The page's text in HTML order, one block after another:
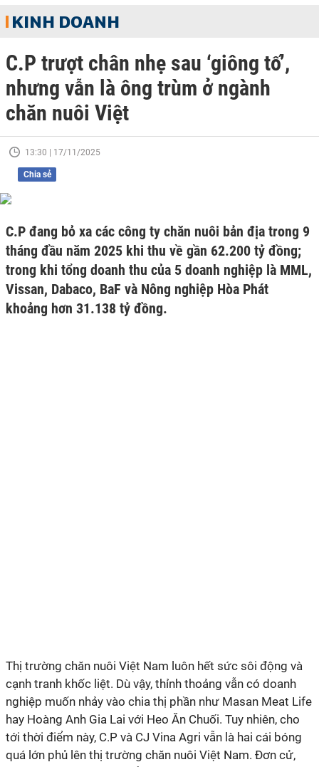
KINH DOANH
C.P trượt chân nhẹ sau ‘giông tố’,
nhưng vẫn là ông trùm ở ngành
chăn nuôi Việt
13:30 | 17/11/2025
Chia sẻ
C.P đang bỏ xa các công ty chăn nuôi bản địa trong 9
tháng đầu năm 2025 khi thu về gần 62.200 tỷ đồng;
trong khi tổng doanh thu của 5 doanh nghiệp là MML,
Vissan, Dabaco, BaF và Nông nghiệp Hòa Phát
khoảng hơn 31.138 tỷ đồng.
Thị trường chăn nuôi Việt Nam luôn hết sức sôi động và
cạnh tranh khốc liệt. Dù vậy, thỉnh thoảng vẫn có doanh
nghiệp muốn nhảy vào chia thị phần như Masan Meat Life
hay Hoàng Anh Gia Lai với Heo Ăn Chuối. Tuy nhiên, cho
tới thời điểm này, C.P và CJ Vina Agri vẫn là hai cái bóng
quá lớn phủ lên thị trường chăn nuôi Việt Nam. Đơn cử,